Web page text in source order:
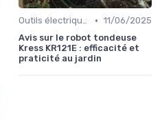
Outils électriques • 11/06/2025
Avis sur le robot tondeuse
Kress KR121E : efficacité et
praticité au jardin